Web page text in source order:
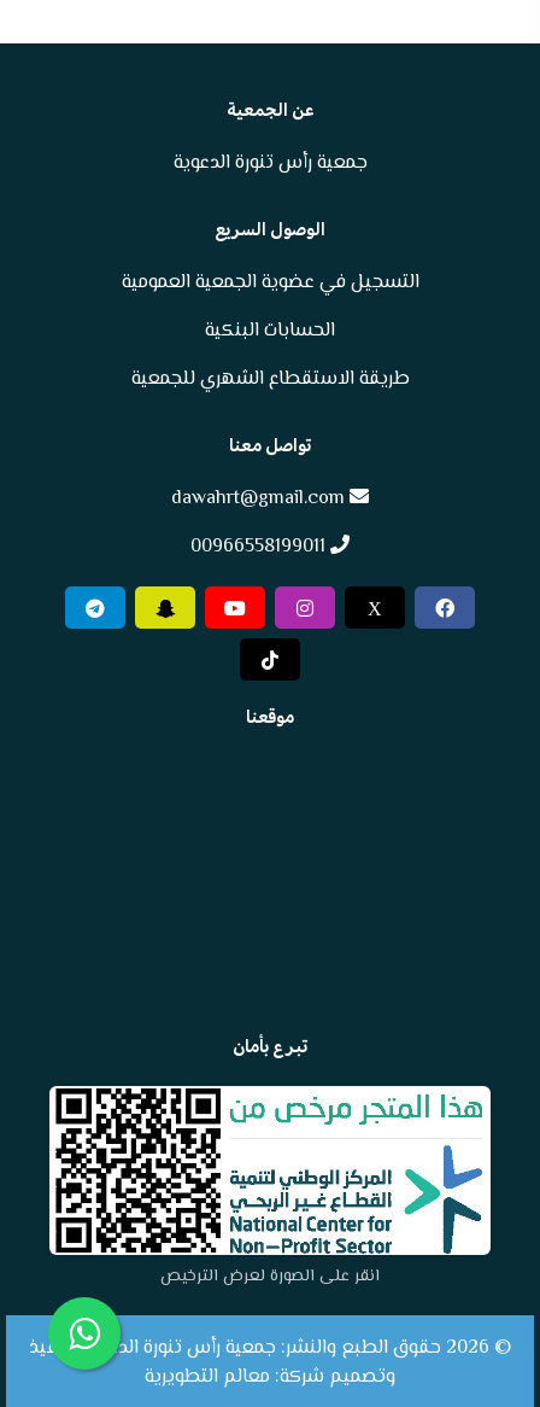
عن الجمعية
جمعية رأس تنورة الدعوية
الوصول السريع
التسجيل في عضوية الجمعية العمومية
الحسابات البنكية
طريقة الاستقطاع الشهري للجمعية
تواصل معنا
X
موقعنا
تبرع بأمان
انقر على الصورة لعرض الترخيص
©
2026 حقوق الطبع والنشر: جمعية رأس تنورة الدعوية. تنفيذ
وتصميم شركة: معالم التطويرية